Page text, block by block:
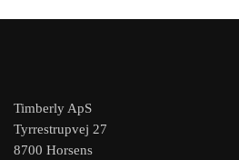
Timberly ApS
Tyrrestrupvej 27
8700 Horsens